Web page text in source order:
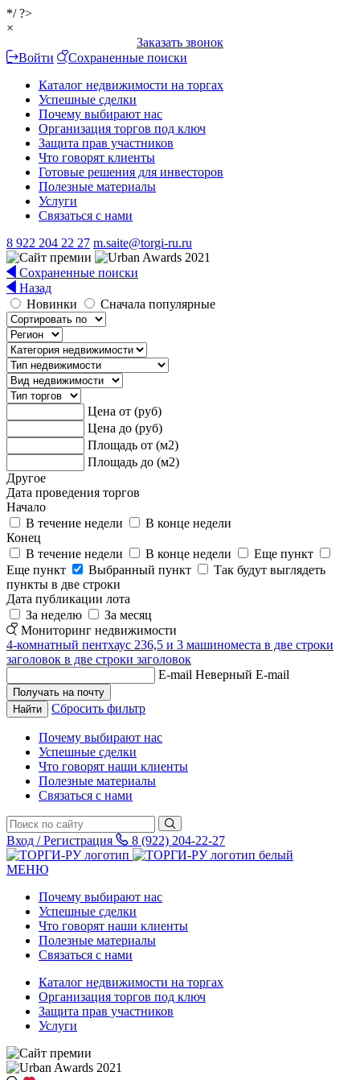
*/ ?>
×
Заказать звонок
Войти
Сохраненные поиски
Каталог недвижимости на торгах
Успешные сделки
Почему выбирают нас
Организация торгов под ключ
Защита прав участников
Что говорят клиенты
Готовые решения для инвесторов
Полезные материалы
Услуги
Связаться с нами
8 922 204 22 27 m.saite@torgi-ru.ru
Сохраненные поиски
Назад
Новинки
Сначала популярные
Цена от (руб)
Цена до (руб)
Площадь от (м2)
Площадь до (м2)
Другое
Дата проведения торгов
Начало
В течение недели
В конце недели
Конец
В течение недели
В конце недели
Еще пункт
Еще пункт
Выбранный пункт
Так будут выглядеть
пункты в две строки
Дата публикации лота
За неделю
За месяц
Мониторинг недвижимости
4-комнатный пентхаус 236,5 и 3 машиноместа в две строки
заголовок в две строки заголовок
E-mail Неверный E-mail
Сбросить фильтр
Почему выбирают нас
Успешные сделки
Что говорят наши клиенты
Полезные материалы
Связаться с нами
Вход / Регистрация 8 (922) 204-22-27
МЕНЮ
Почему выбирают нас
Успешные сделки
Что говорят наши клиенты
Полезные материалы
Связаться с нами
Каталог недвижимости на торгах
Организация торгов под ключ
Защита прав участников
Услуги